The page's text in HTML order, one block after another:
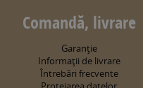
Comandă, livrare
Garanţie
Informaţii de livrare
Întrebări frecvente